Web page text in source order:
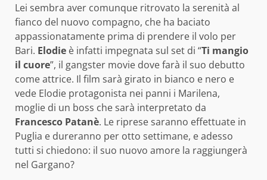
Lei sembra aver comunque ritrovato la serenità al
fianco del nuovo compagno, che ha baciato
appassionatamente prima di prendere il volo per
Bari. Elodie è infatti impegnata sul set di “Ti mangio
il cuore”, il gangster movie dove farà il suo debutto
come attrice. Il film sarà girato in bianco e nero e
vede Elodie protagonista nei panni i Marilena,
moglie di un boss che sarà interpretato da
Francesco Patanè. Le riprese saranno effettuate in
Puglia e dureranno per otto settimane, e adesso
tutti si chiedono: il suo nuovo amore la raggiungerà
nel Gargano?